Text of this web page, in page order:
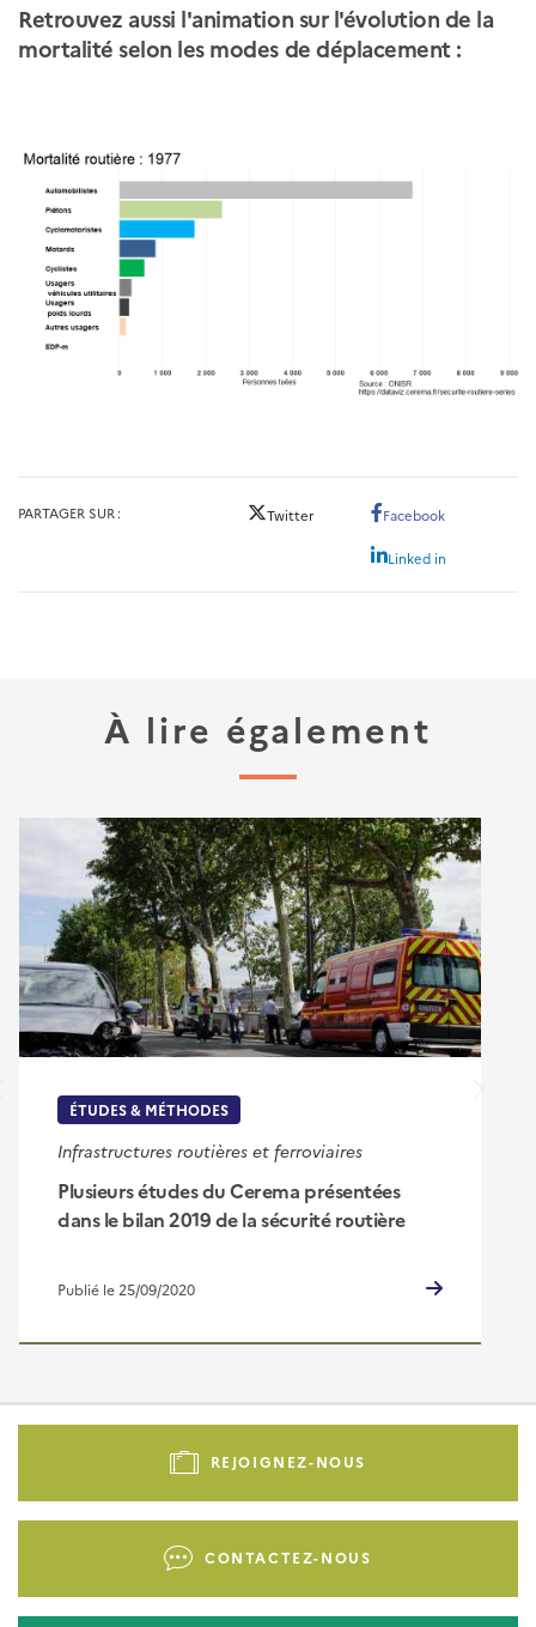
Retrouvez aussi l'animation sur l'évolution de la
mortalité selon les modes de déplacement :
PARTAGER SUR Twitter Facebook
Linked in
À lire également
ÉTUDES & MÉTHODES
Infrastructures routières et ferroviaires
Plusieurs études du Cerema présentées
dans le bilan 2019 de la sécurité routière
Publié le 25/09/2020
Pied
-
REJOIGNEZ-NOUS
CONTACTEZ-NOUS